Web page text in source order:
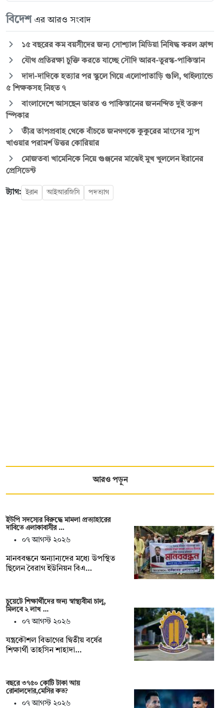
বিদেশ এর আরও সংবাদ
১৫ বছরের কম বয়সীদের জন্য সোশ্যাল মিডিয়া নিষিদ্ধ করল ফ্রান্স
যৌথ প্রতিরক্ষা চুক্তি করতে যাচ্ছে সৌদি আরব-তুরস্ক-পাকিস্তান
দাদা-দাদিকে হত্যার পর স্কুলে গিয়ে এলোপাতাড়ি গুলি, থাইল্যান্ডে
৫ শিক্ষকসহ নিহত ৭
বাংলাদেশে আসছেন ভারত ও পাকিস্তানের জননন্দিত দুই তরুণ
স্পিকার
তীব্র তাপপ্রবাহ থেকে বাঁচতে জনগণকে কুকুরের মাংসের স্যুপ
খাওয়ার পরামর্শ উত্তর কোরিয়ার
মোজতবা খামেনিকে নিয়ে গুঞ্জনের মাঝেই মুখ খুললেন ইরানের
প্রেসিডেন্ট
ট্যাগ: ইরান আইআরজিসি পদত্যাগ
আরও পড়ুন
ইউপি সদস্যের বিরুদ্ধে মামলা প্রত্যাহারের
দাবিতে এলাকাবাসীর …
০৭ আগস্ট ২০২৬
মানববন্ধনে অন্যান্যদের মধ্যে উপস্থিত
ছিলেন বৈরাগ ইউনিয়ন বিএ…
চুয়েটে শিক্ষার্থীদের জন্য স্বাস্থ্যবীমা চালু,
মিলবে ২ লাখ …
০৭ আগস্ট ২০২৬
যন্ত্রকৌশল বিভাগের দ্বিতীয় বর্ষের
শিক্ষার্থী তাহসিন শাহাদা…
বছরে ৩৭৫০ কোটি টাকা আয়
রোনালদোর,মেসির কত?
০৭ আগস্ট ২০২৬